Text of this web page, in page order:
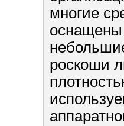
многие
оснащены
роскоши